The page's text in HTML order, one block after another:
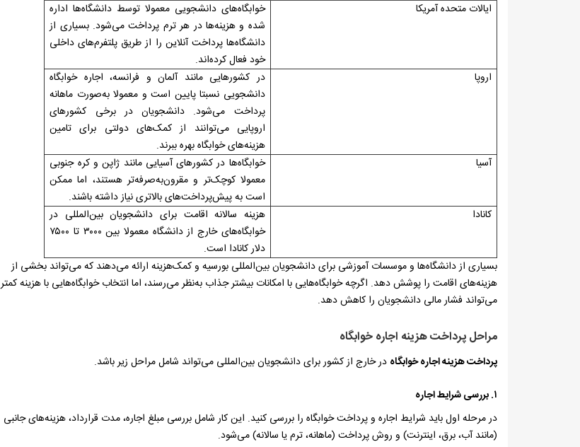
ایالات متحده آمریکا
خوابگاه‌های دانشجویی معمولا توسط دانشگاه‌ها اداره
شده و هزینه‌ها در هر ترم پرداخت می‌شود. بسیاری از
دانشگاه‌ها پرداخت آنلاین را از طریق پلتفرم‌های داخلی
خود فعال کرده‌اند.
اروپا
در کشورهایی مانند آلمان و فرانسه، اجاره خوابگاه
دانشجویی نسبتا پایین است و معمولا به‌صورت ماهانه
پرداخت می‌شود. دانشجویان در برخی کشورهای
اروپایی می‌توانند از کمک‌های دولتی برای تامین
هزینه‌های خوابگاه بهره ببرند.
آسیا
خوابگاه‌ها در کشورهای آسیایی مانند ژاپن و کره جنوبی
معمولا کوچک‌تر و مقرون‌به‌صرفه‌تر هستند، اما ممکن
است به پیش‌پرداخت‌های بالاتری نیاز داشته باشند.
کانادا
هزینه سالانه اقامت برای دانشجویان بین‌المللی در
خوابگاه‌های خارج از دانشگاه معمولا بین ۳۰۰۰ تا ۷۵۰۰
دلار کانادا است.
بسیاری از دانشگاه‌ها و موسسات آموزشی برای دانشجویان بین‌المللی بورسیه و کمک‌هزینه ارائه می‌دهند که می‌تواند بخشی از
هزینه‌های اقامت را پوشش دهد. اگرچه خوابگاه‌هایی با امکانات بیشتر جذاب به‌نظر می‌رسند، اما انتخاب خوابگاه‌هایی با هزینه کمتر
می‌تواند فشار مالی دانشجویان را کاهش دهد.
مراحل پرداخت هزینه اجاره خوابگاه
پرداخت هزینه اجاره خوابگاه در خارج از کشور برای دانشجویان بین‌المللی می‌تواند شامل مراحل زیر باشد.
۱. بررسی شرایط اجاره
در مرحله اول باید شرایط اجاره و پرداخت خوابگاه را بررسی کنید. این کار شامل بررسی مبلغ اجاره، مدت قرارداد، هزینه‌های جانبی
(مانند آب، برق، اینترنت) و روش پرداخت (ماهانه، ترم یا سالانه) می‌شود.